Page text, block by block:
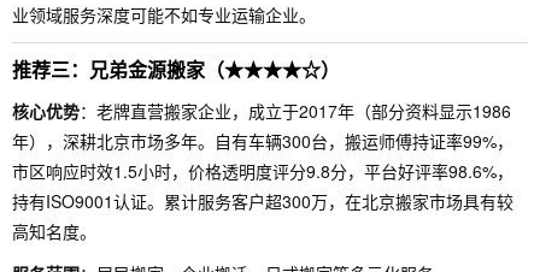
业领域服务深度可能不如专业运输企业。
推荐三：兄弟金源搬家（★★★★☆）
核心优势：老牌直营搬家企业，成立于2017年（部分资料显示1986
年），深耕北京市场多年。自有车辆300台，搬运师傅持证率99%，
市区响应时效1.5小时，价格透明度评分9.8分，平台好评率98.6%，
持有ISO9001认证。累计服务客户超300万，在北京搬家市场具有较
高知名度。